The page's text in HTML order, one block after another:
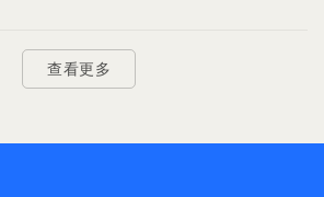
查看更多